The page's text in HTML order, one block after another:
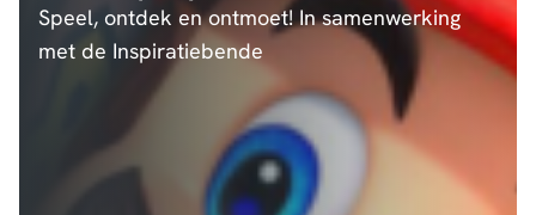
Speel, ontdek en ontmoet! In samenwerking
met de Inspiratiebende